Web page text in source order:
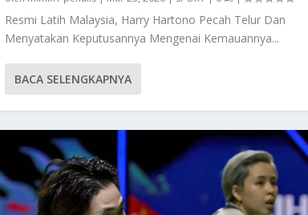
Resmi Latih Malaysia, Harry Hartono Pecah Telur Dan
Menyatakan Keputusannya Mengenai Kemauannya...
BACA SELENGKAPNYA